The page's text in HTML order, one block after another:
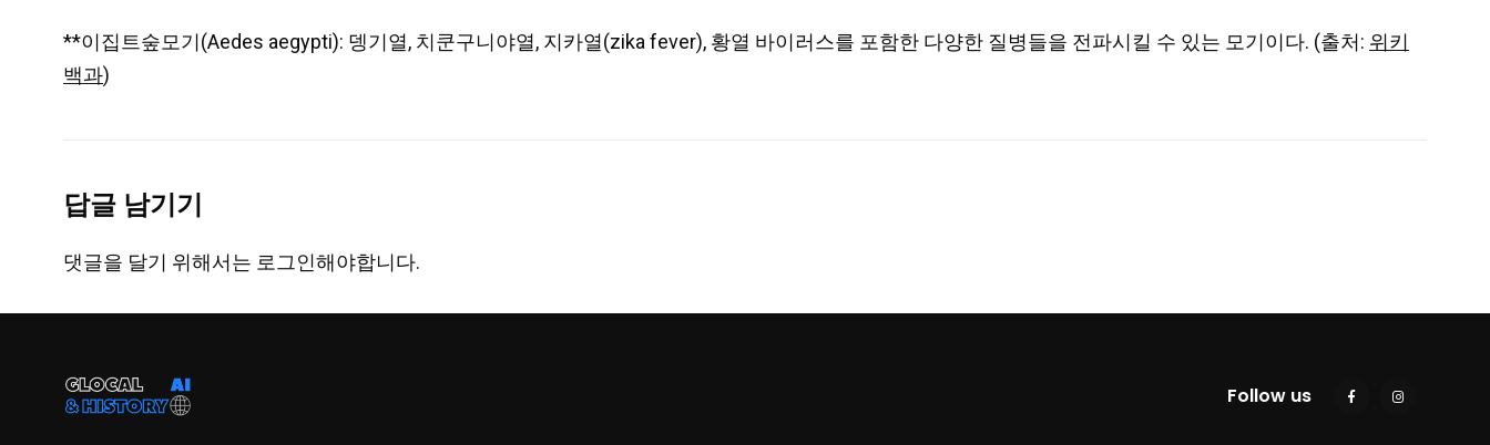
**이집트숲모기(Aedes aegypti): 뎅기열, 치쿤구니야열, 지카열(zika fever), 황열 바이러스를 포함한 다양한 질병들을 전파시킬 수 있는 모기이다. (출처: 위키
백과)
답글 남기기
댓글을 달기 위해서는 로그인해야합니다.
Follow us